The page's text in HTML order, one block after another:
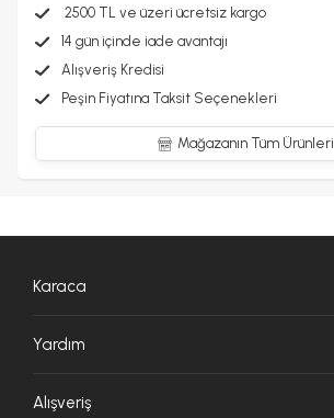
2500 TL ve üzeri ücretsiz kargo
14 gün içinde iade avantajı
Alışveriş Kredisi
Peşin Fiyatına Taksit Seçenekleri
Mağazanın Tüm Ürünleri
Karaca
Yardım
Alışveriş